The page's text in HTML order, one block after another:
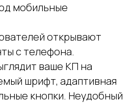
мобильные
открывают
с телефона.
ваше КП на
шрифт, адаптивная
кнопки. Неудобный